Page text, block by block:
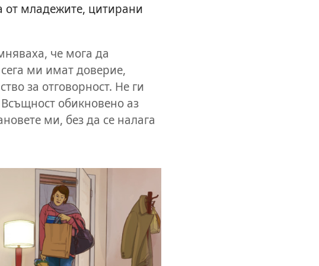
от младежите, цитирани
че мога да
ми имат доверие,
за отговорност. Не ги
обикновено аз
ми, без да се налага